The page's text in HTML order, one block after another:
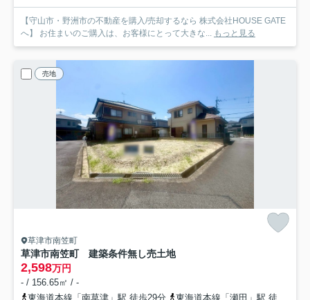
【守山市・野洲市の不動産を購入/売却するなら 株式会社HOUSE GATE
へ】 お住まいのご購入は、お客様にとって大きな... もっと見る
売地
草津市南笠町
草津市南笠町 建築条件無し売土地
2,598万円
- / 156.65㎡ / -
東海道本線「南草津」駅 徒歩29分
東海道本線「瀬田」駅 徒歩29分